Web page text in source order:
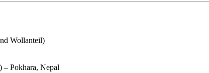
Wollanteil)
– Pokhara, Nepal